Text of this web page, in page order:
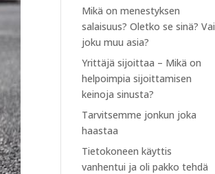
Mikä on menestyksen
salaisuus? Oletko se sinä? Vai
joku muu asia?
Yrittäjä sijoittaa – Mikä on
helpoimpia sijoittamisen
keinoja sinusta?
Tarvitsemme jonkun joka
haastaa
Tietokoneen käyttis
vanhentui ja oli pakko tehdä